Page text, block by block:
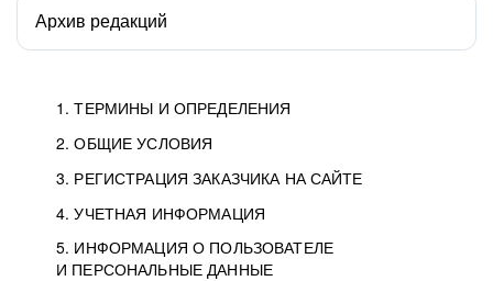
1. ТЕРМИНЫ И ОПРЕДЕЛЕНИЯ
2. ОБЩИЕ УСЛОВИЯ
3. РЕГИСТРАЦИЯ ЗАКАЗЧИКА НА САЙТЕ
4. УЧЕТНАЯ ИНФОРМАЦИЯ
5. ИНФОРМАЦИЯ О ПОЛЬЗОВАТЕЛЕ
И ПЕРСОНАЛЬНЫЕ ДАННЫЕ
Архив редакций